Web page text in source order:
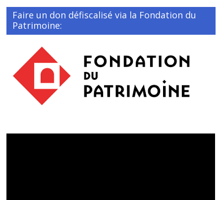
Faire un don défiscalisé via la Fondation du
Patrimoine: